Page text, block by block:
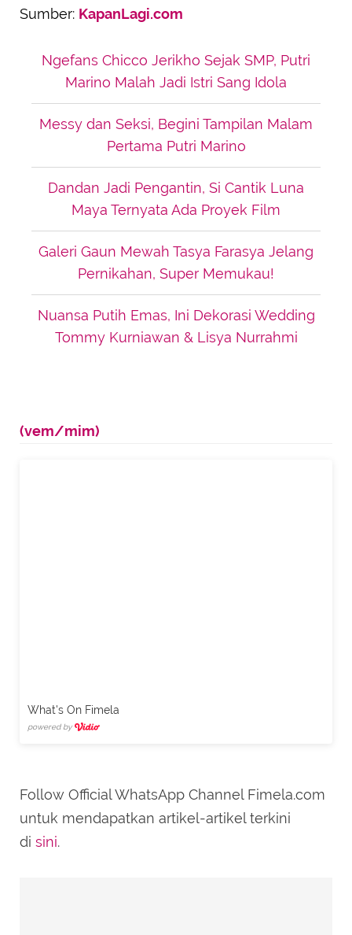
Sumber: KapanLagi.com
Ngefans Chicco Jerikho Sejak SMP, Putri
Marino Malah Jadi Istri Sang Idola
Messy dan Seksi, Begini Tampilan Malam
Pertama Putri Marino
Dandan Jadi Pengantin, Si Cantik Luna
Maya Ternyata Ada Proyek Film
Galeri Gaun Mewah Tasya Farasya Jelang
Pernikahan, Super Memukau!
Nuansa Putih Emas, Ini Dekorasi Wedding
Tommy Kurniawan & Lisya Nurrahmi
(vem/mim)
What's On Fimela
powered by
Follow Official WhatsApp Channel Fimela.com
untuk mendapatkan artikel-artikel terkini
di sini.